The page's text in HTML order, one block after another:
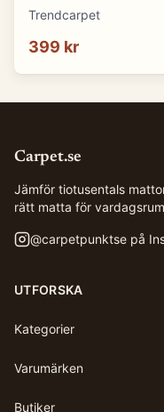
(svart) (Storlek: Ø 80
Trendcarpet
399 kr
Carpet.se
Jämför tiotusentals
rätt matta för
@carpetpunktse på
UTFORSKA
Kategorier
Varumärken
Butiker